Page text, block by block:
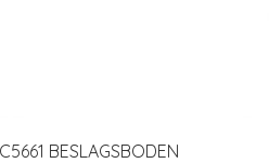
BESLAGSBODEN